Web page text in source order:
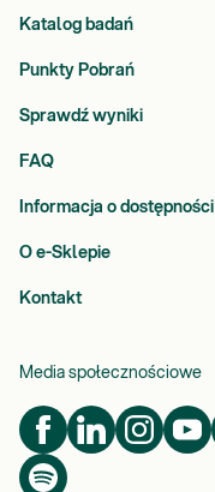
Katalog badań
Punkty Pobrań
Sprawdź wyniki
FAQ
Informacja o dostępności
O e-Sklepie
Kontakt
Media społecznościowe